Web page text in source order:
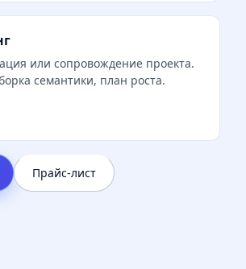
или сопровождение проекта.
семантики, план роста.
Прайс-лист